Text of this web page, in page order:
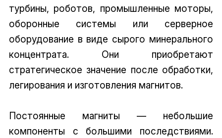
турбины, роботов, промышленные моторы,
оборонные системы или серверное
оборудование в виде сырого минерального
концентрата. Они приобретают
стратегическое значение после обработки,
легирования и изготовления магнитов.
Постоянные магниты — небольшие
компоненты с большими последствиями.